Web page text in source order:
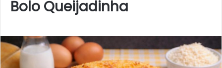
Bolo Queijadinha